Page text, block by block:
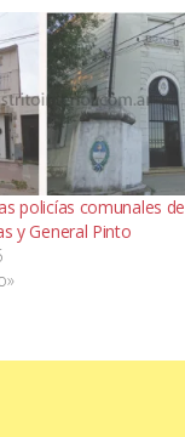
policías comunales de
y General Pinto